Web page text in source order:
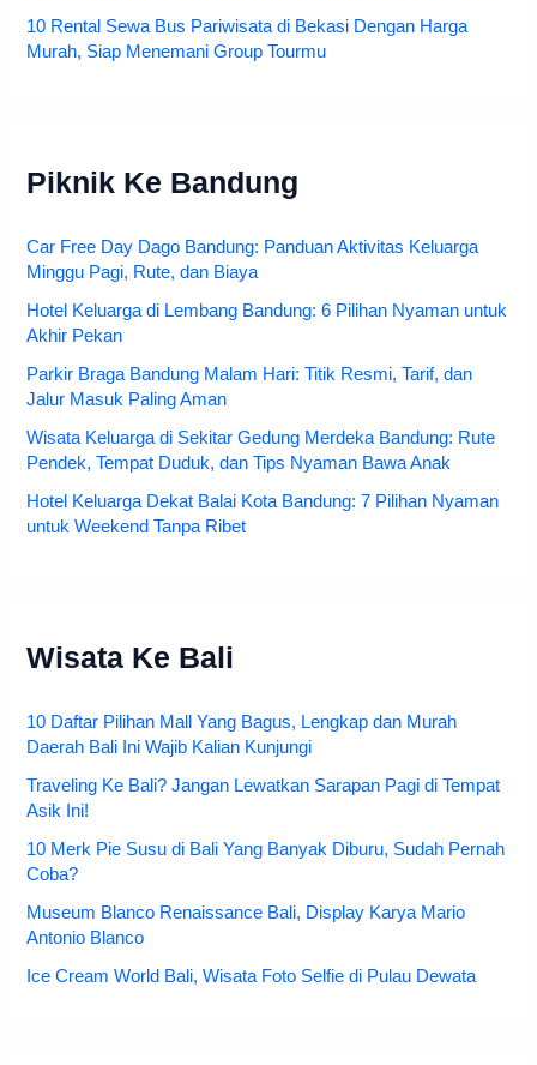
10 Rental Sewa Bus Pariwisata di Bekasi Dengan Harga
Murah, Siap Menemani Group Tourmu
Piknik Ke Bandung
Car Free Day Dago Bandung: Panduan Aktivitas Keluarga
Minggu Pagi, Rute, dan Biaya
Hotel Keluarga di Lembang Bandung: 6 Pilihan Nyaman untuk
Akhir Pekan
Parkir Braga Bandung Malam Hari: Titik Resmi, Tarif, dan
Jalur Masuk Paling Aman
Wisata Keluarga di Sekitar Gedung Merdeka Bandung: Rute
Pendek, Tempat Duduk, dan Tips Nyaman Bawa Anak
Hotel Keluarga Dekat Balai Kota Bandung: 7 Pilihan Nyaman
untuk Weekend Tanpa Ribet
Wisata Ke Bali
10 Daftar Pilihan Mall Yang Bagus, Lengkap dan Murah
Daerah Bali Ini Wajib Kalian Kunjungi
Traveling Ke Bali? Jangan Lewatkan Sarapan Pagi di Tempat
Asik Ini!
10 Merk Pie Susu di Bali Yang Banyak Diburu, Sudah Pernah
Coba?
Museum Blanco Renaissance Bali, Display Karya Mario
Antonio Blanco
Ice Cream World Bali, Wisata Foto Selfie di Pulau Dewata